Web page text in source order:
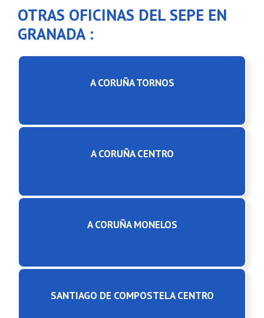
OTRAS OFICINAS DEL SEPE EN
GRANADA :
A CORUÑA TORNOS
A CORUÑA CENTRO
A CORUÑA MONELOS
SANTIAGO DE COMPOSTELA CENTRO